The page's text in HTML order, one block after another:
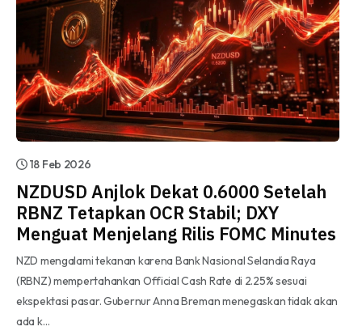
18 Feb 2026
NZDUSD Anjlok Dekat 0.6000 Setelah
RBNZ Tetapkan OCR Stabil; DXY
Menguat Menjelang Rilis FOMC Minutes
NZD mengalami tekanan karena Bank Nasional Selandia Raya
(RBNZ) mempertahankan Official Cash Rate di 2.25% sesuai
ekspektasi pasar. Gubernur Anna Breman menegaskan tidak akan
ada k…